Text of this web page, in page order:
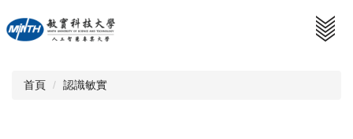
到
主
首頁 認識敏實